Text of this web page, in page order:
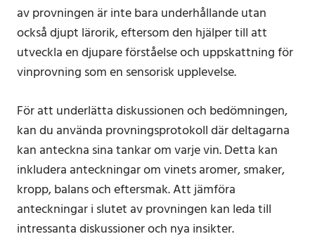
av provningen är inte bara underhållande utan
också djupt lärorik, eftersom den hjälper till att
utveckla en djupare förståelse och uppskattning för
vinprovning som en sensorisk upplevelse.
För att underlätta diskussionen och bedömningen,
kan du använda provningsprotokoll där deltagarna
kan anteckna sina tankar om varje vin. Detta kan
inkludera anteckningar om vinets aromer, smaker,
kropp, balans och eftersmak. Att jämföra
anteckningar i slutet av provningen kan leda till
intressanta diskussioner och nya insikter.